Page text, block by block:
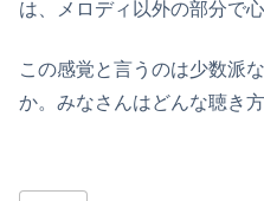
は、メロディ以外の部分で
この感覚と言うのは少数派
か。みなさんはどんな聴き